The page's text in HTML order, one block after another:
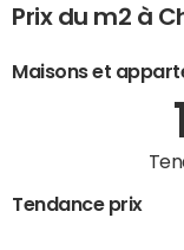
Prix du m2 à
Maisons et
Tendance prix